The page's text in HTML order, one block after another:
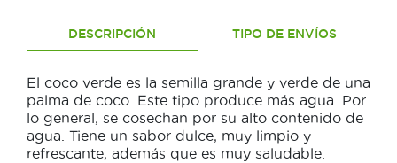
DESCRIPCIÓN TIPO DE ENVÍOS
El coco verde es la semilla grande y verde de una
palma de coco. Este tipo produce más agua. Por
lo general, se cosechan por su alto contenido de
agua. Tiene un sabor dulce, muy limpio y
refrescante, además que es muy saludable.